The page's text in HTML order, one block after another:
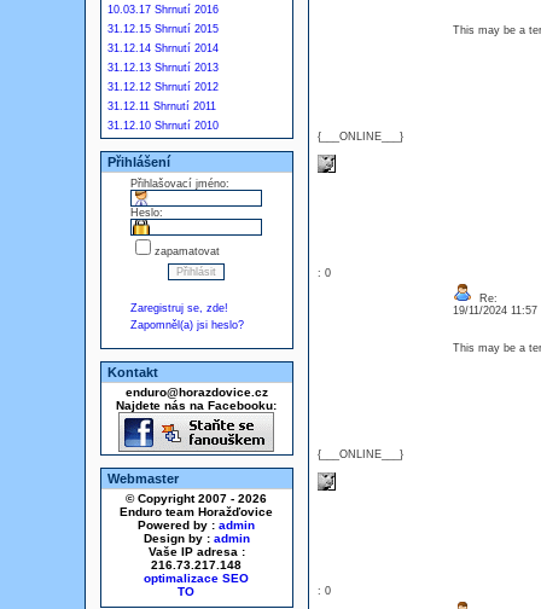
10.03.17 Shrnutí 2016
31.12.15 Shrnutí 2015
31.12.14 Shrnutí 2014
31.12.13 Shrnutí 2013
31.12.12 Shrnutí 2012
31.12.11 Shrnutí 2011
31.12.10 Shrnutí 2010
Přihlášení
Přihlašovací jméno:
Heslo:
zapamatovat
Zaregistruj se, zde!
Zapomněl(a) jsi heslo?
Kontakt
enduro@horazdovice.cz
Najdete nás na Facebooku:
Webmaster
© Copyright 2007 - 2026
Enduro team Horažďovice
Powered by : admin
Design by : admin
Vaše IP adresa :
216.73.217.148
optimalizace SEO
{___ONLINE___}
This may be a
: 0
{___ONLINE___}
Re:
19/11/2024 11:57
This may be a
: 0